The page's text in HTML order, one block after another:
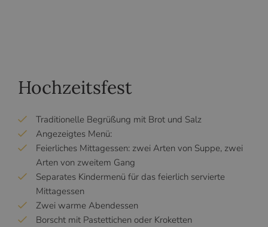
Hochzeitsfest
Traditionelle Begrüßung mit Brot und Salz
Angezeigtes Menü:
Feierliches Mittagessen: zwei Arten von Suppe, zwei
Arten von zweitem Gang
Separates Kindermenü für das feierlich servierte
Mittagessen
Zwei warme Abendessen
Borscht mit Pastettichen oder Kroketten